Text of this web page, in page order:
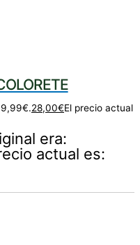
28,00€El precio actual
era:
actual es: